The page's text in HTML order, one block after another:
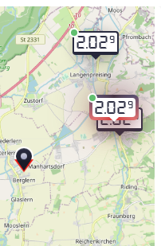
2.029
2.029
2.029